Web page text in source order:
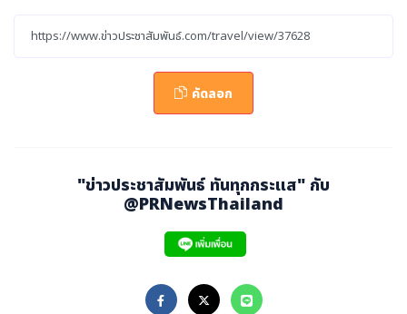
กับห้องเตียงควีน 2 เตียงก็ได้ ห้อง connecting rooms ดั
กท่านง่ายและสะดวกขึ้นกว่าเดิม โดยสามารถจองได้ตั้งแต่วัน
นี้จนถึง 31 มีนาคม 2564 สำหรับการเข้าพักกักตัวได้ถึง 30
พิเศษสำหรับสมาชิกแมริออท บอนวอย ได้รับส่วนลดแพ็กเกจ
เพิ่มอีก 5% พร้อมสะสมคะแนนและคืนเข้าพักได้เช่นกัน นอกจ
ากนี้ยังมีสิทธิประโยชน์อื่น ๆ เช่น บริการรถลิมูซีนแบบฆ่าเชื้อรั
บจากสนามบินสู่โรงแรมฯ ส่วนลด 20% อาหารและเครื่องดื่ม
และบริการซักรีด ฟรีอินเตอร์เน็ตความเร็วสูง เข้าใช้บริการพื้น
คัดลอก
"ข่าวประชาสัมพันธ์ ทันทุกกระแส" กับ
@PRNewsThailand